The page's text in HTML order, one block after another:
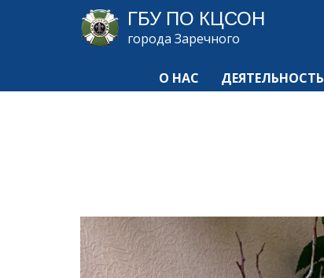
ГБУ ПО КЦСОН
города Заречного
О НАС ДЕЯТЕЛЬНОСТЬ